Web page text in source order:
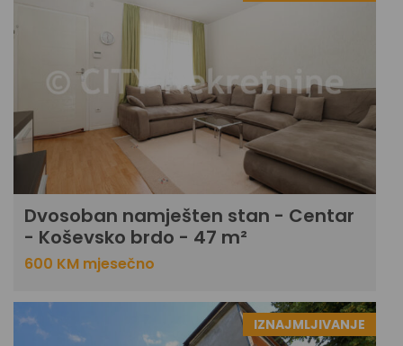
Dvosoban namješten stan - Centar
- Koševsko brdo - 47 m²
600 KM mjesečno
IZNAJMLJIVANJE